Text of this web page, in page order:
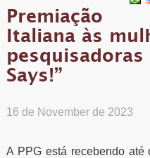
Premiação
Italiana às
pesquisadoras
Says!”
16 de November de 2023
A PPG está recebendo até